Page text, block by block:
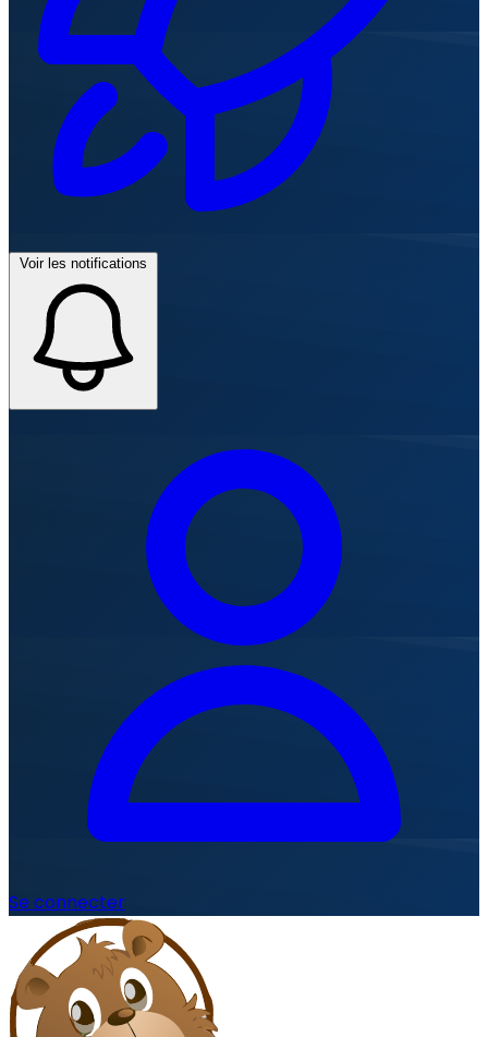
Voir les notifications
Se connecter